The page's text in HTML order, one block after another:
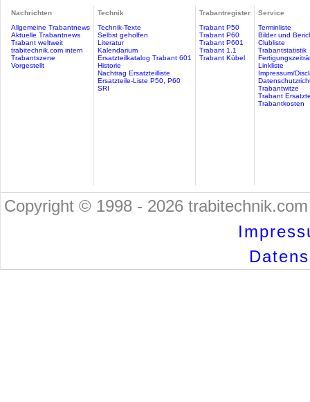
Nachrichten
Allgemeine Trabantnews
Aktuelle Trabantnews
Trabant weltweit
trabitechnik.com intern
Trabantszene
Vorgestellt
Technik
Technik-Texte
Selbst geholfen
Literatur
Kalendarium
Ersatzteilkatalog Trabant 601
Historie
Nachtrag Ersatzteilliste
Ersatzteile-Liste P50, P60
SRI
Trabantregister
Trabant P50
Trabant P60
Trabant P601
Trabant 1.1
Trabant Kübel
Service
Terminliste
Bilder und
Clubliste
Trabantstatistik
Linkliste
Impressum/
Trabantwitze
Trabant
Trabantkosten
Copyright © 1998 - 2026